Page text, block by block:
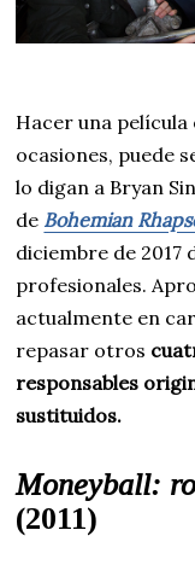
Hacer una película
ocasiones, puede
lo digan a Bryan
de Bohemian
diciembre de
profesionales.
actualmente en
repasar otros
responsables
sustituidos.
Moneyball:
(2011)